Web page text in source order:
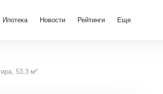
Ипотека Новости Рейтинги Еще
53,3 м²